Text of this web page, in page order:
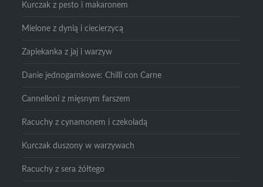
Kurczak z pesto i makaronem
Mielone z dynią i ciecierzycą
Zapiekanka z jaj i warzyw
Danie jednogarnkowe: Chilli con Carne
Cannelloni z mięsnym farszem
Racuchy z cynamonem i czekoladą
Kurczak duszony w warzywach
Racuchy z sera żółtego